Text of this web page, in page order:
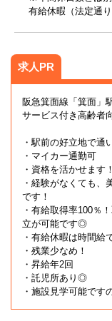
有給休暇（法定通り
求人PR
阪急箕面線「箕面」
サービス付き高齢者
・駅前の好立地で
・マイカー通勤可
・資格を活かせます！
・経験がなくても、
です！
・有給取得率100％
立が可能です◎
・有給休暇は時間給
・残業少なめ！
・昇給年2回
・託児所あり◎
・施設見学可能です